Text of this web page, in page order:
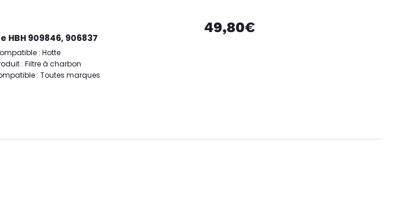
HBH 909846, 906837
: Hotte
: Filtre à charbon
: Toutes marques
49,80€